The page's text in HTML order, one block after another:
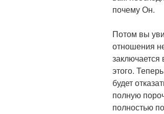
почему Он.
Потом вы
отношения
этого.
будет
полную
полностью